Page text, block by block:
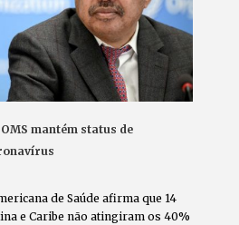
mantém status de
de Saúde afirma que 14
e Caribe não atingiram os 40%